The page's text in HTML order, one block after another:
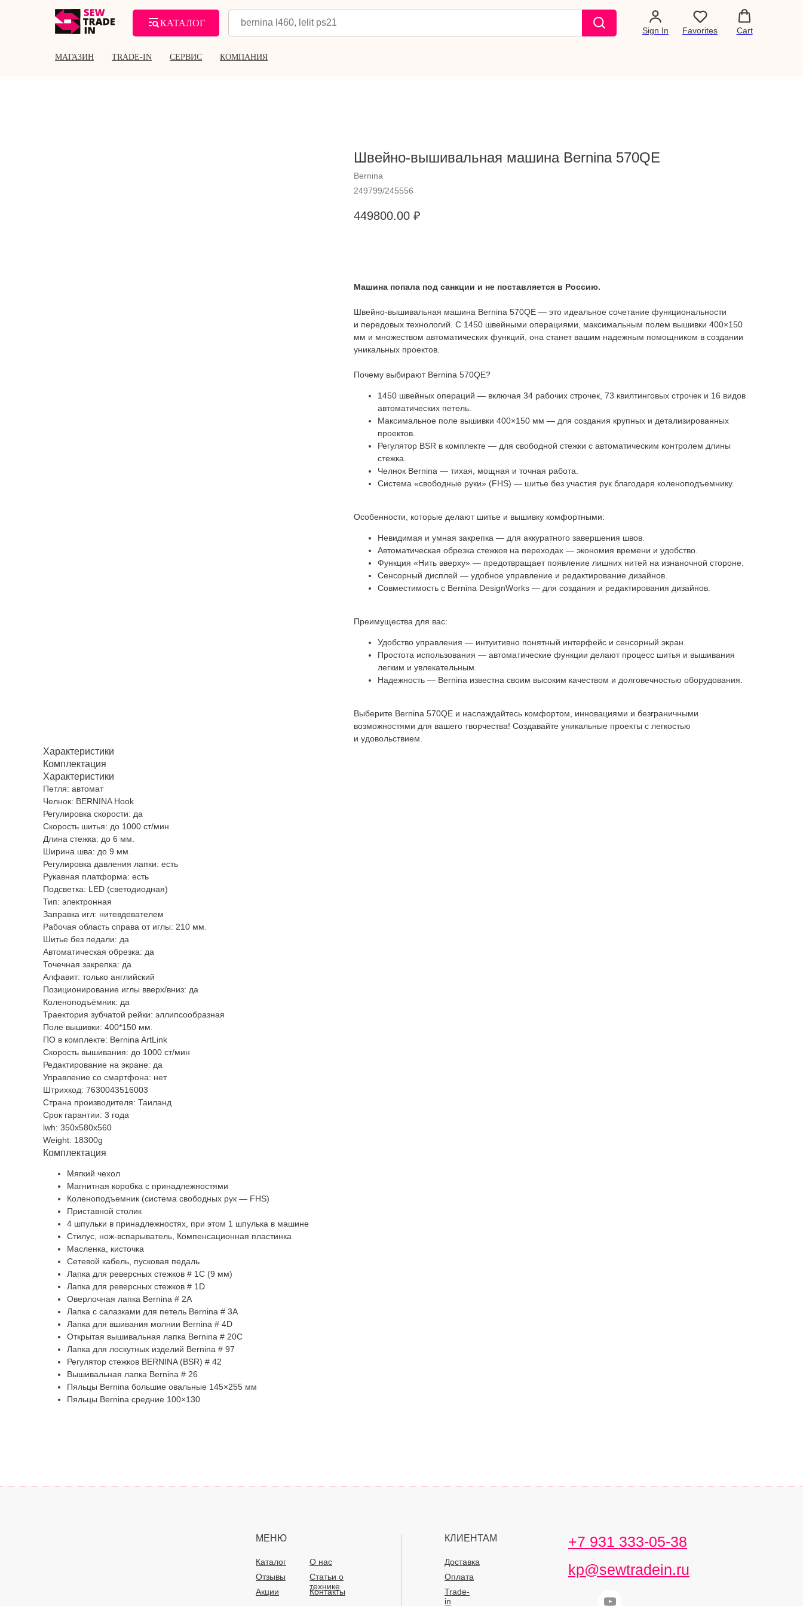
КАТАЛОГ
Sign In Favorites Cart
МАГАЗИН TRADE-IN СЕРВИС КОМПАНИЯ
Швейно-вышивальная машина Bernina 570QE
Bernina
249799/245556
449800.00 ₽
Машина попала под санкции и не поставляется в Россию.
Швейно-вышивальная машина Bernina 570QE — это идеальное сочетание функциональности
и передовых технологий. С 1450 швейными операциями, максимальным полем вышивки 400×150
мм и множеством автоматических функций, она станет вашим надежным помощником в создании
уникальных проектов.
Почему выбирают Bernina 570QE?
1450 швейных операций — включая 34 рабочих строчек, 73 квилтинговых строчек и 16 видов
автоматических петель.
Максимальное поле вышивки 400×150 мм — для создания крупных и детализированных
проектов.
Регулятор BSR в комплекте — для свободной стежки с автоматическим контролем длины
стежка.
Челнок Bernina — тихая, мощная и точная работа.
Система «свободные руки» (FHS) — шитье без участия рук благодаря коленоподъемнику.
Особенности, которые делают шитье и вышивку комфортными:
Невидимая и умная закрепка — для аккуратного завершения швов.
Автоматическая обрезка стежков на переходах — экономия времени и удобство.
Функция «Нить вверху» — предотвращает появление лишних нитей на изнаночной стороне.
Сенсорный дисплей — удобное управление и редактирование дизайнов.
Совместимость с Bernina DesignWorks — для создания и редактирования дизайнов.
Преимущества для вас:
Удобство управления — интуитивно понятный интерфейс и сенсорный экран.
Простота использования — автоматические функции делают процесс шитья и вышивания
легким и увлекательным.
Надежность — Bernina известна своим высоким качеством и долговечностью оборудования.
Выберите Bernina 570QE и наслаждайтесь комфортом, инновациями и безграничными
возможностями для вашего творчества! Создавайте уникальные проекты с легкостью
и удовольствием.
Характеристики
Комплектация
Характеристики
Петля: автомат
Челнок: BERNINA Hook
Регулировка скорости: да
Скорость шитья: до 1000 ст/мин
Длина стежка: до 6 мм.
Ширина шва: до 9 мм.
Регулировка давления лапки: есть
Рукавная платформа: есть
Подсветка: LED (светодиодная)
Тип: электронная
Заправка игл: нитевдевателем
Рабочая область справа от иглы: 210 мм.
Шитье без педали: да
Автоматическая обрезка: да
Точечная закрепка: да
Алфавит: только английский
Позиционирование иглы вверх/вниз: да
Коленоподъёмник: да
Траектория зубчатой рейки: эллипсообразная
Поле вышивки: 400*150 мм.
ПО в комплекте: Bernina ArtLink
Скорость вышивания: до 1000 ст/мин
Редактирование на экране: да
Управление со смартфона: нет
Штрихкод: 7630043516003
Страна производителя: Таиланд
Срок гарантии: 3 года
lwh: 350x580x560
Weight: 18300g
Комплектация
Мягкий чехол
Магнитная коробка с принадлежностями
Коленоподъемник (система свободных рук — FHS)
Приставной столик
4 шпульки в принадлежностях, при этом 1 шпулька в машине
Стилус, нож-вспарыватель, Компенсационная пластинка
Масленка, кисточка
Сетевой кабель, пусковая педаль
Лапка для реверсных стежков # 1C (9 мм)
Лапка для реверсных стежков # 1D
Oверлочная лапка Bernina # 2A
Лапка с салазками для петель Bernina # 3A
Лапка для вшивания молнии Bernina # 4D
Открытая вышивальная лапка Bernina # 20C
Лапка для лоскутных изделий Bernina # 97
Регулятор стежков BERNINA (BSR) # 42
Вышивальная лапка Bernina # 26
Пяльцы Bernina большие овальные 145×255 мм
Пяльцы Bernina средние 100×130
МЕНЮ КЛИЕНТАМ
Каталог О нас
Доставка
Статьи о
технике
Оплата
Отзывы
Акции
Контакты
Trade-
in
+7 931 333-05-38
kp@sewtradein.ru